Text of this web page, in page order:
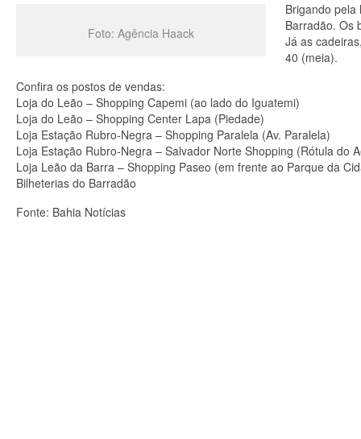
Foto: Agência Haack
Brigando
Barradão. Os
Já as
40 (meia).
Confira os postos de vendas:
Loja do Leão – Shopping Capemi (ao lado do Iguatemi)
Loja do Leão – Shopping Center Lapa (Piedade)
Loja Estação Rubro-Negra – Shopping Paralela (Av. Paralela)
Loja Estação Rubro-Negra – Salvador Norte Shopping (Rótula do
Loja Leão da Barra – Shopping Paseo (em frente ao Parque da
Bilheterias do Barradão
Fonte: Bahia Notícias